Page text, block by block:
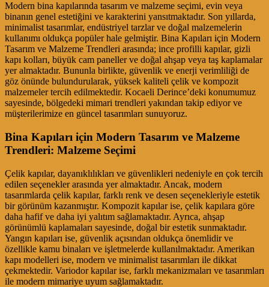
Modern bina kapılarında tasarım ve malzeme seçimi, evin veya
binanın genel estetiğini ve karakterini yansıtmaktadır. Son yıllarda,
minimalist tasarımlar, endüstriyel tarzlar ve doğal malzemelerin
kullanımı oldukça popüler hale gelmiştir. Bina Kapıları için Modern
Tasarım ve Malzeme Trendleri arasında; ince profilli kapılar, gizli
kapı kolları, büyük cam paneller ve doğal ahşap veya taş kaplamalar
yer almaktadır. Bununla birlikte, güvenlik ve enerji verimliliği de
göz önünde bulundurularak, yüksek kaliteli çelik ve kompozit
malzemeler tercih edilmektedir. Kocaeli Derince’deki konumumuz
sayesinde, bölgedeki mimari trendleri yakından takip ediyor ve
müşterilerimize en güncel tasarımları sunuyoruz.
Bina Kapıları için Modern Tasarım ve Malzeme
Trendleri: Malzeme Seçimi
Çelik kapılar, dayanıklılıkları ve güvenlikleri nedeniyle en çok tercih
edilen seçenekler arasında yer almaktadır. Ancak, modern
tasarımlarda çelik kapılar, farklı renk ve desen seçenekleriyle estetik
bir görünüm kazanmıştır. Kompozit kapılar ise, çelik kapılara göre
daha hafif ve daha iyi yalıtım sağlamaktadır. Ayrıca, ahşap
görünümlü kaplamaları sayesinde, doğal bir estetik sunmaktadır.
Yangın kapıları ise, güvenlik açısından oldukça önemlidir ve
özellikle kamu binaları ve işletmelerde kullanılmaktadır. Amerikan
kapı modelleri ise, modern ve minimalist tasarımları ile dikkat
çekmektedir. Variodor kapılar ise, farklı mekanizmaları ve tasarımları
ile modern mimariye uyum sağlamaktadır.